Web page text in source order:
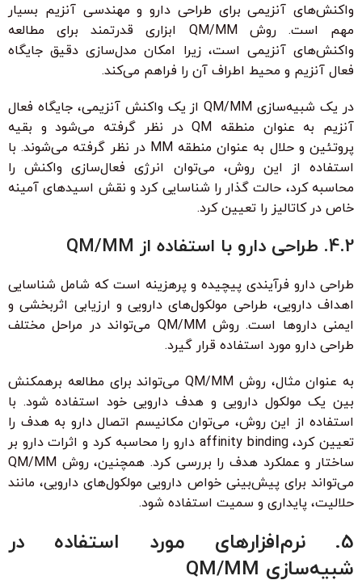
واکنش‌های آنزیمی برای طراحی دارو و مهندسی آنزیم بسیار
مهم است. روش QM/MM ابزاری قدرتمند برای مطالعه
واکنش‌های آنزیمی است، زیرا امکان مدل‌سازی دقیق جایگاه
فعال آنزیم و محیط اطراف آن را فراهم می‌کند.
در یک شبیه‌سازی QM/MM از یک واکنش آنزیمی، جایگاه فعال
آنزیم به عنوان منطقه QM در نظر گرفته می‌شود و بقیه
پروتئین و حلال به عنوان منطقه MM در نظر گرفته می‌شوند. با
استفاده از این روش، می‌توان انرژی فعال‌سازی واکنش را
محاسبه کرد، حالت گذار را شناسایی کرد و نقش اسیدهای آمینه
خاص در کاتالیز را تعیین کرد.
4.2. طراحی دارو با استفاده از QM/MM
طراحی دارو فرآیندی پیچیده و پرهزینه است که شامل شناسایی
اهداف دارویی، طراحی مولکول‌های دارویی و ارزیابی اثربخشی و
ایمنی داروها است. روش QM/MM می‌تواند در مراحل مختلف
طراحی دارو مورد استفاده قرار گیرد.
به عنوان مثال، روش QM/MM می‌تواند برای مطالعه برهمکنش
بین یک مولکول دارویی و هدف دارویی خود استفاده شود. با
استفاده از این روش، می‌توان مکانیسم اتصال دارو به هدف را
تعیین کرد، affinity binding دارو را محاسبه کرد و اثرات دارو بر
ساختار و عملکرد هدف را بررسی کرد. همچنین، روش QM/MM
می‌تواند برای پیش‌بینی خواص دارویی مولکول‌های دارویی، مانند
حلالیت، پایداری و سمیت استفاده شود.
5. نرم‌افزارهای مورد استفاده در
شبیه‌سازی QM/MM